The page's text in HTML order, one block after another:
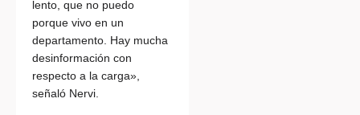
lento, que no puedo
porque vivo en un
departamento. Hay mucha
desinformación con
respecto a la carga»,
señaló Nervi.